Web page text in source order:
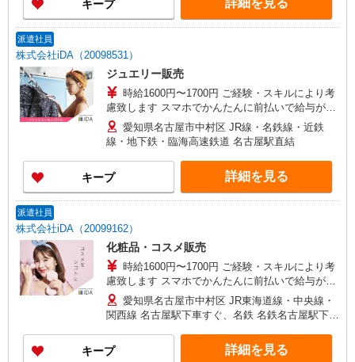
キープ 詳細を見る
派遣社員
株式会社iDA（20098531）
ジュエリー販売
時給1600円〜1700円 ご経験・スキルにより考
慮致します スマホでかんたんに前払いで給与が受
け取れます（※上限、条件あり） 上限30,000円/月
愛知県名古屋市中村区 JR線・名鉄線・近鉄
線・地下鉄・臨海高速鉄道 名古屋駅直結
キープ 詳細を見る
派遣社員
株式会社iDA（20099162）
化粧品・コスメ販売
時給1600円〜1700円 ご経験・スキルにより考
慮致します スマホでかんたんに前払いで給与が受
け取れます（※上限、条件あり）
愛知県名古屋市中村区 JR東海道線・中央線・
関西線 名古屋駅下車すぐ、名鉄 名鉄名古屋駅下車
キープ 詳細を見る